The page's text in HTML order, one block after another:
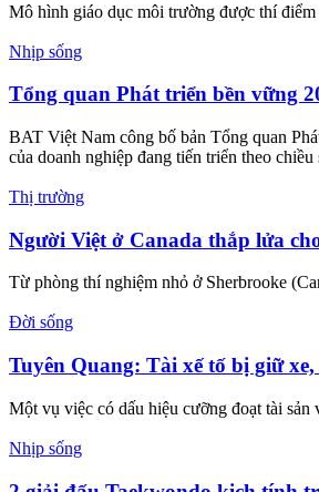
Mô hình giáo dục môi trường được thí
Nhịp sống
Tổng quan Phát triển bền vững
BAT Việt Nam công bố bản Tổng quan
của doanh nghiệp đang tiến triển theo chiều
Thị trường
Người Việt ở Canada thắp lửa
Từ phòng thí nghiệm nhỏ ở Sherbrooke
Đời sống
Tuyên Quang: Tài xế tố bị giữ
Một vụ việc có dấu hiệu cưỡng đoạt tài
Nhịp sống